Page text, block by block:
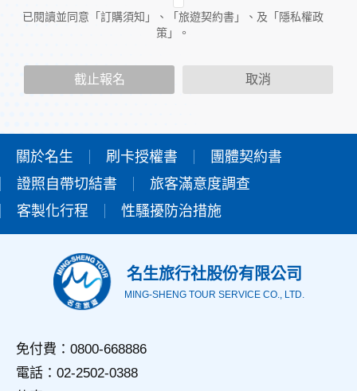
外的相關連結網站，也不適用於非本網站所委託或參與管理的
人員。
當您造訪本網站或使用本網站所提供之功能服務時，我們將視
該服務功能性質，請您提供必要的個人資料，並在該特定目的
本網站在您使用服務信箱、問卷調查等互動性功能時，會保留
您所提供的姓名、電子郵件地址、聯絡方式及使用時間等。
於一般瀏覽時，伺服器會自行記錄相關行徑，包括您使用連線
設備的IP位址、使用時間、使用的瀏覽器、瀏覽及點選資料記
用，決不對外公佈。
外，我們會視需要公佈統計數據及說明文字，但不涉及特定個
人之資料。
三、資料之保護
備及必要的安全防護措施，加以保護網站及您的個人資料採用
嚴格的保護措施，只由經過授權的人員才能接觸您的個人資
料，相關處理人員皆簽有保密合約，如有違反保密義務者，將
已閱讀並同意「訂購須知」、「旅遊契約書」、及「隱私權政
策」。
截止報名 取消
關於名生 刷卡授權書
團體契約書
證照自帶切結書
旅客滿意度調查
客製化行程
性騷擾防治措施
名生旅行社股份有限公司
MING-SHENG TOUR SERVICE CO., LTD.
免付費：0800-668886
電話：02-2502-0388